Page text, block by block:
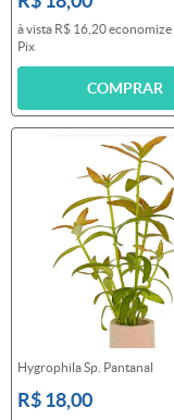
à vista R$ 16,20economize
Pix
COMPRAR
Hygrophila Sp. Pantanal
R$ 18,00